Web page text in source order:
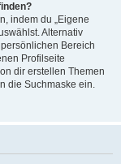
indem du „Eigene
Alternativ
Bereich
Profilseite
dir erstellen Themen
die Suchmaske ein.